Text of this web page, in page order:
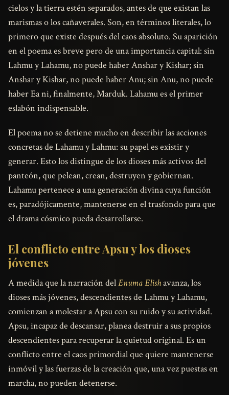
cielos y la tierra estén separados, antes de que existan las
marismas o los cañaverales. Son, en términos literales, lo
primero que existe después del caos absoluto. Su aparición
en el poema es breve pero de una importancia capital: sin
Lahmu y Lahamu, no puede haber Anshar y Kishar; sin
Anshar y Kishar, no puede haber Anu; sin Anu, no puede
haber Ea ni, finalmente, Marduk. Lahamu es el primer
eslabón indispensable.
El poema no se detiene mucho en describir las acciones
concretas de Lahamu y Lahmu: su papel es existir y
generar. Esto los distingue de los dioses más activos del
panteón, que pelean, crean, destruyen y gobiernan.
Lahamu pertenece a una generación divina cuya función
es, paradójicamente, mantenerse en el trasfondo para que
el drama cósmico pueda desarrollarse.
El conflicto entre Apsu y los dioses
jóvenes
A medida que la narración delEnuma Elishavanza, los
dioses más jóvenes, descendientes de Lahmu y Lahamu,
comienzan a molestar a Apsu con su ruido y su actividad.
Apsu, incapaz de descansar, planea destruir a sus propios
descendientes para recuperar la quietud original. Es un
conflicto entre el caos primordial que quiere mantenerse
inmóvil y las fuerzas de la creación que, una vez puestas en
marcha, no pueden detenerse.